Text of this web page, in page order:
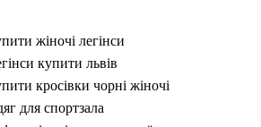
жіночі легінси
купити львів
кросівки чорні жіночі
для спортзала